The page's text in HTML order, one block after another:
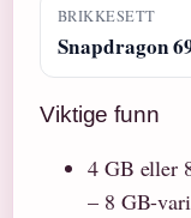
BRIKKESETT
Snapdragon
Viktige funn
4 GB eller
– 8 GB-